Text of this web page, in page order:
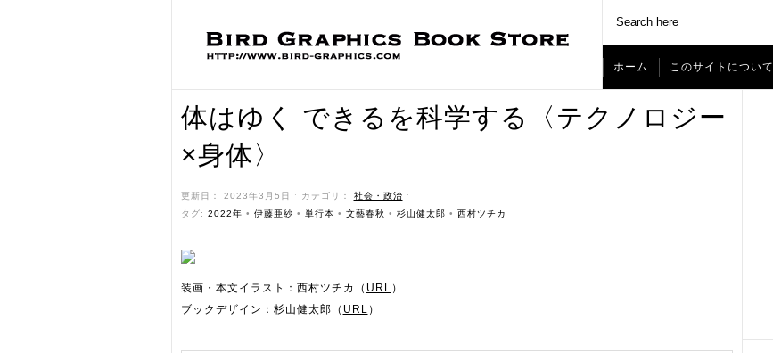
ホーム このサイトについて
体はゆく できるを科学する〈テクノロジー
×身体〉
更新日： 2023年3月5日 ˑ カテゴリ： 社会・政治 ˑ
タグ: 2022年 • 伊藤亜紗 • 単行本 • 文藝春秋 • 杉山健太郎 • 西村ツチカ
装画・本文イラスト：西村ツチカ（ URL ）
ブックデザイン：杉山健太郎（ URL ）